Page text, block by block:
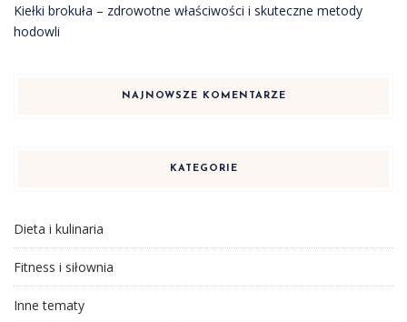
Kiełki brokuła – zdrowotne właściwości i skuteczne metody
hodowli
NAJNOWSZE KOMENTARZE
KATEGORIE
Dieta i kulinaria
Fitness i siłownia
Inne tematy